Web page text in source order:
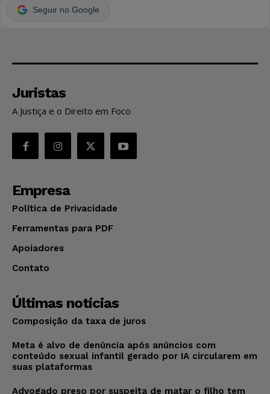
Seguir no Google
Juristas
A Justiça e o Direito em Foco
Empresa
Política de Privacidade
Ferramentas para PDF
Apoiadores
Contato
Últimas notícias
Composição da taxa de juros
Meta é alvo de denúncia após anúncios com
conteúdo sexual infantil gerado por IA circularem em
suas plataformas
Advogado preso por suspeita de matar o filho tem